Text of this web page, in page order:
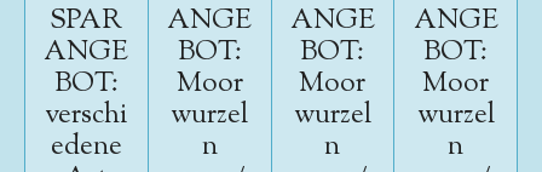
SPAR
ANGE
BOT:
verschi
edene
ANGE
BOT:
Moor
wurzel
n
ANGE
BOT:
Moor
wurzel
n
ANGE
BOT:
Moor
wurzel
n